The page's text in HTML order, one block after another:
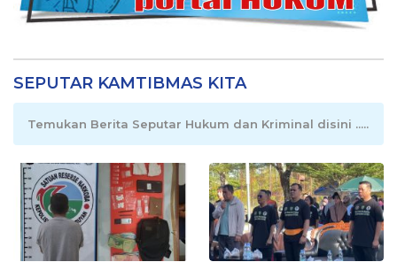
SEPUTAR KAMTIBMAS KITA
Temukan Berita Seputar Hukum dan Kriminal disini .....